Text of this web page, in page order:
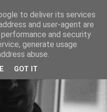
to deliver its services
and user-agent are
and security
generate usage
abuse.
GOT IT